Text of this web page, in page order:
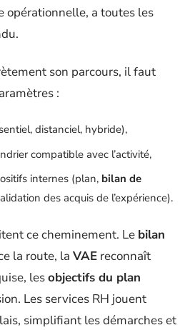
opérationnelle, a toutes les
son parcours, il faut
:
distanciel, hybride),
compatible avec l’activité,
internes (plan, bilan de
des acquis de l’expérience).
ce cheminement. Le bilan
la route, la VAE reconnaît
lesobjectifs du plan
Les services RH jouent
simplifiant les démarches et